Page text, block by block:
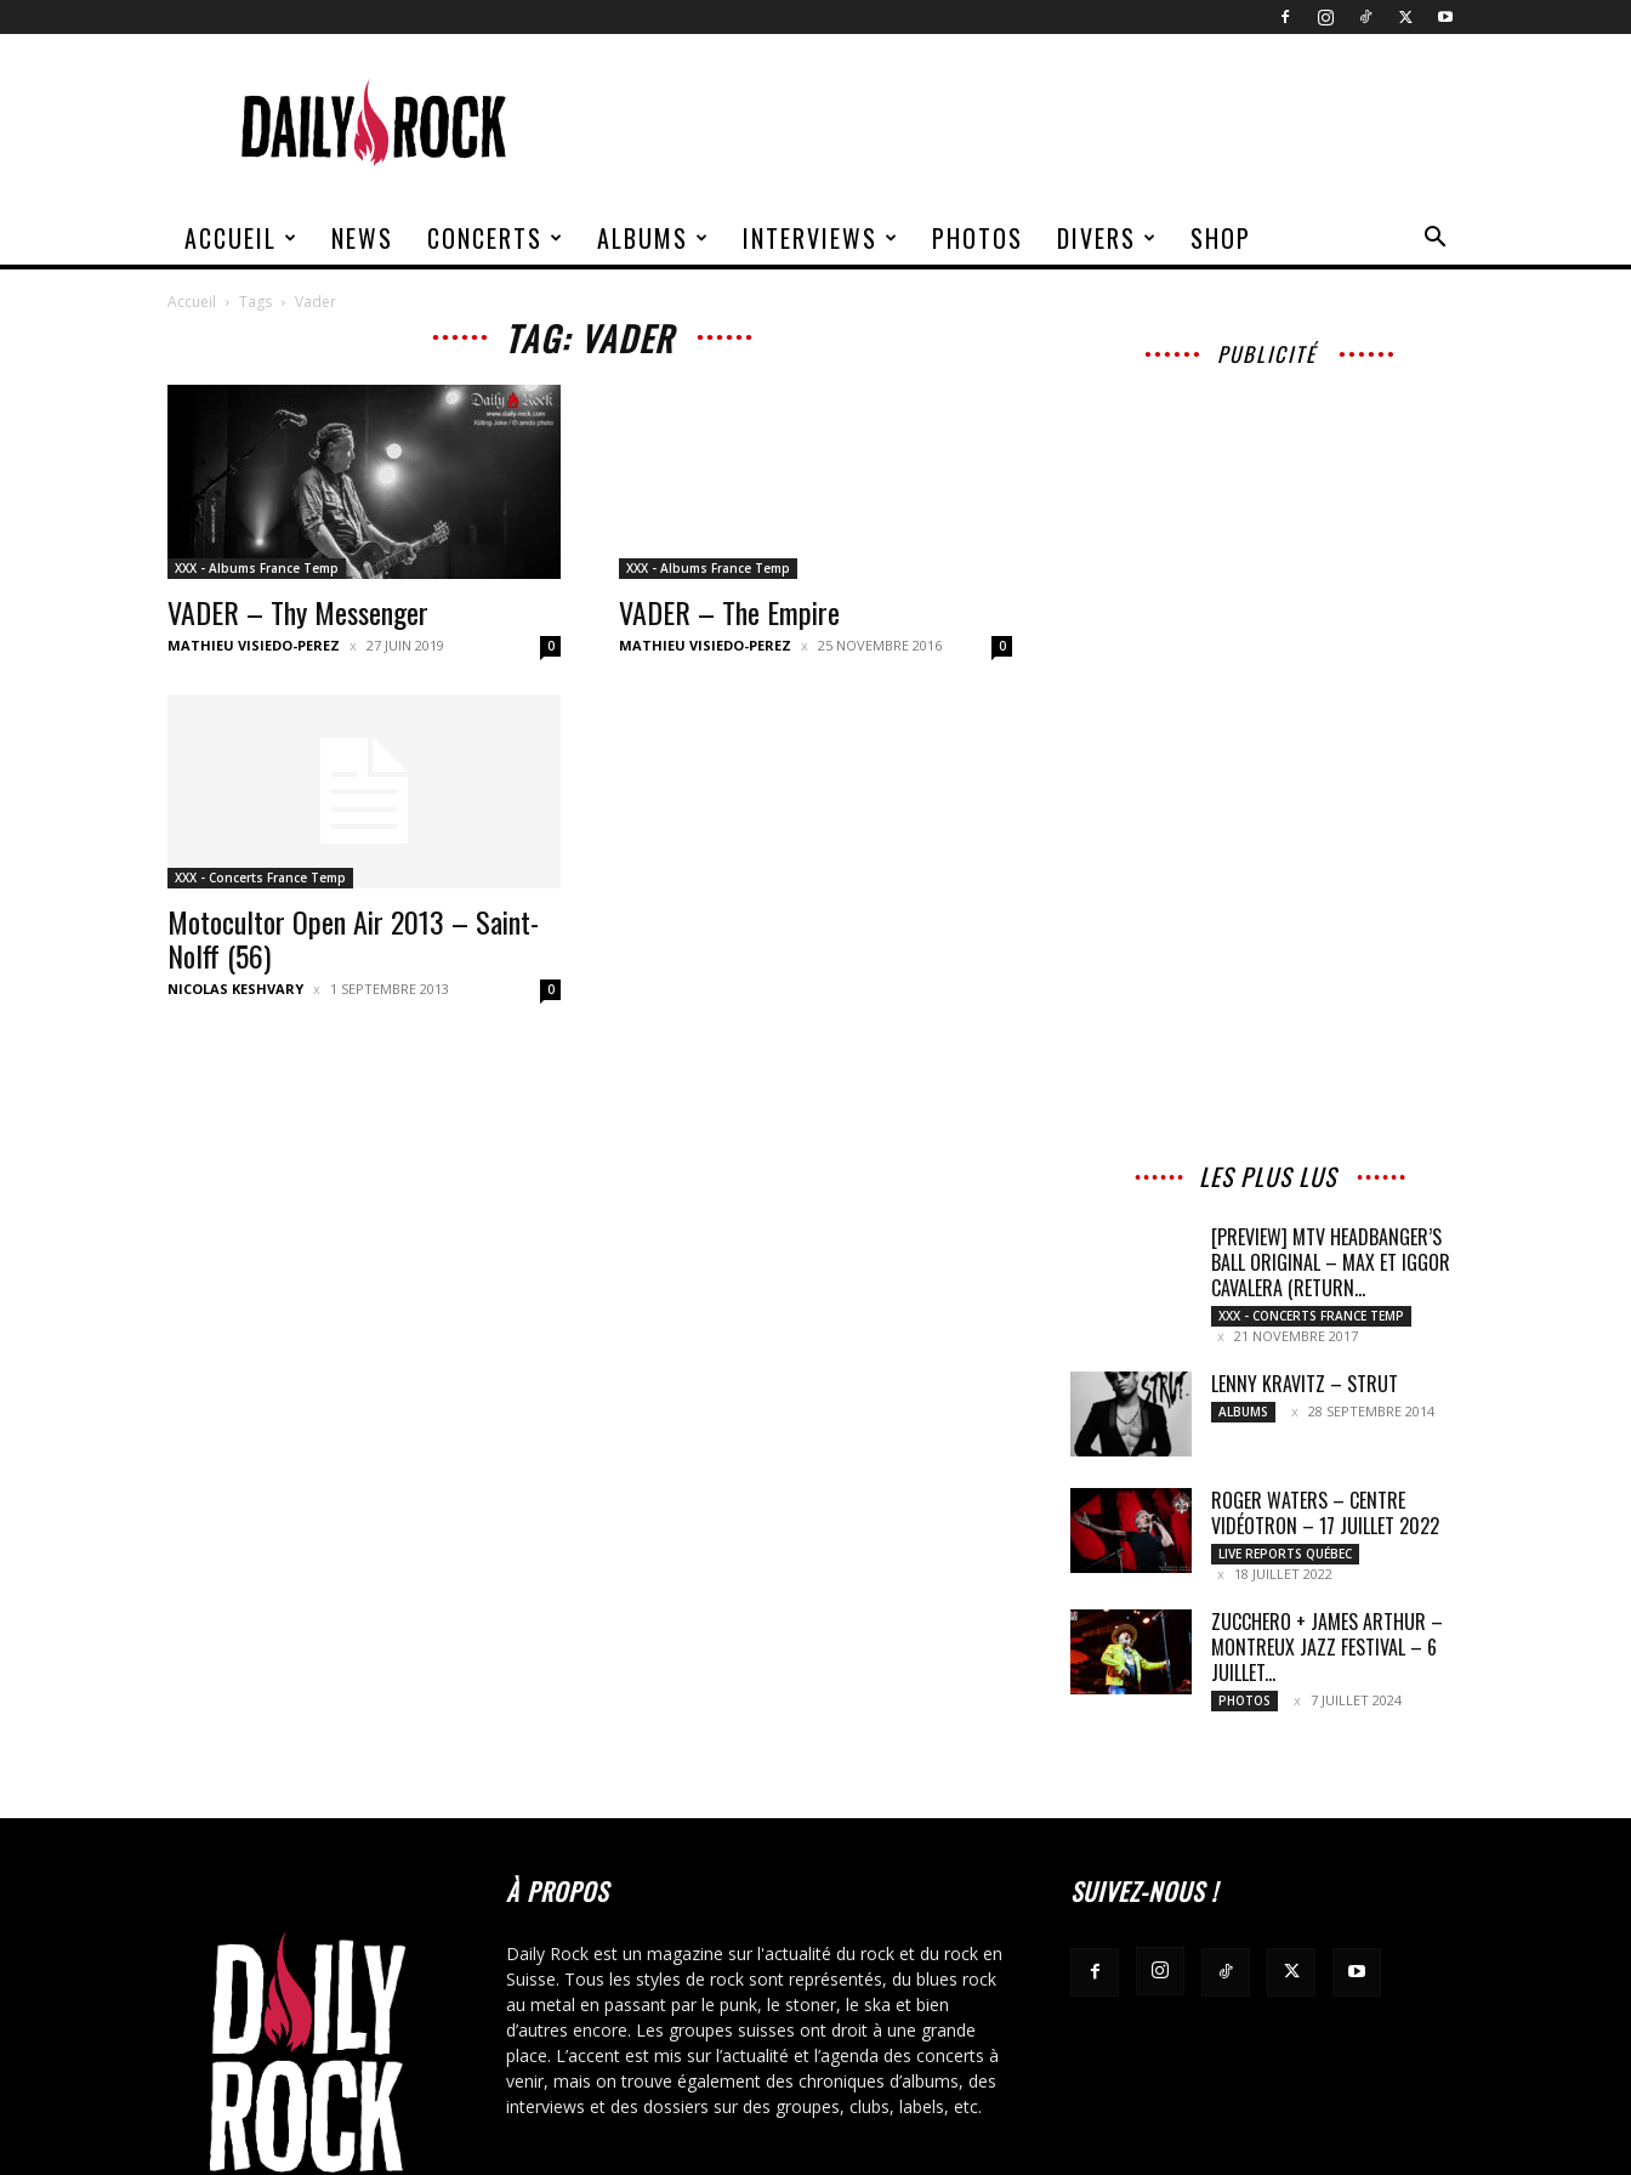
Rock
ACCUEIL NEWS CONCERTS ALBUMS INTERVIEWS PHOTOS DIVERS SHOP
Accueil Tags Vader
TAG: VADER
XXX - Albums France Temp
VADER – Thy Messenger
MATHIEU VISIEDO-PEREZ 27 JUIN 2019 0
XXX - Albums France Temp
VADER – The Empire
MATHIEU VISIEDO-PEREZ 25 NOVEMBRE 2016 0
XXX - Concerts France Temp
Motocultor Open Air 2013 – Saint-
Nolff (56)
NICOLAS KESHVARY 1 SEPTEMBRE 2013 0
PUBLICITÉ
LES PLUS LUS
[PREVIEW] MTV HEADBANGER’S
BALL ORIGINAL – MAX ET IGGOR
CAVALERA (RETURN...
XXX - CONCERTS FRANCE TEMP
21 NOVEMBRE 2017
LENNY KRAVITZ – STRUT
ALBUMS 28 SEPTEMBRE 2014
ROGER WATERS – CENTRE
VIDÉOTRON – 17 JUILLET 2022
LIVE REPORTS QUÉBEC
18 JUILLET 2022
ZUCCHERO + JAMES ARTHUR –
MONTREUX JAZZ FESTIVAL – 6
JUILLET...
PHOTOS 7 JUILLET 2024
À PROPOS
Daily Rock est un magazine sur l'actualité du rock et du rock en
Suisse. Tous les styles de rock sont représentés, du blues rock
au metal en passant par le punk, le stoner, le ska et bien
d’autres encore. Les groupes suisses ont droit à une grande
place. L’accent est mis sur l’actualité et l’agenda des concerts à
venir, mais on trouve également des chroniques d’albums, des
interviews et des dossiers sur des groupes, clubs, labels, etc.
SUIVEZ-NOUS !